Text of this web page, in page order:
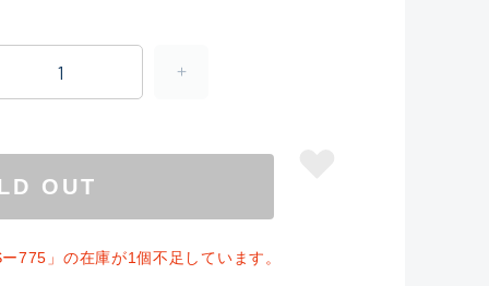
OUT
775」の在庫が1個不足しています。